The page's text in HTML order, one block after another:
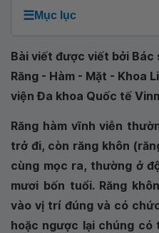
☰Mục lục
Bài viết được viết bởi
Răng - Hàm - Mặt - Khoa
viện Đa khoa Quốc tế
Răng hàm vĩnh viễn
trở đi, còn răng khôn
cùng mọc ra, thường ở
mươi bốn tuổi. Răng
vào vị trí đúng và có
hoặc ngược lại chúng